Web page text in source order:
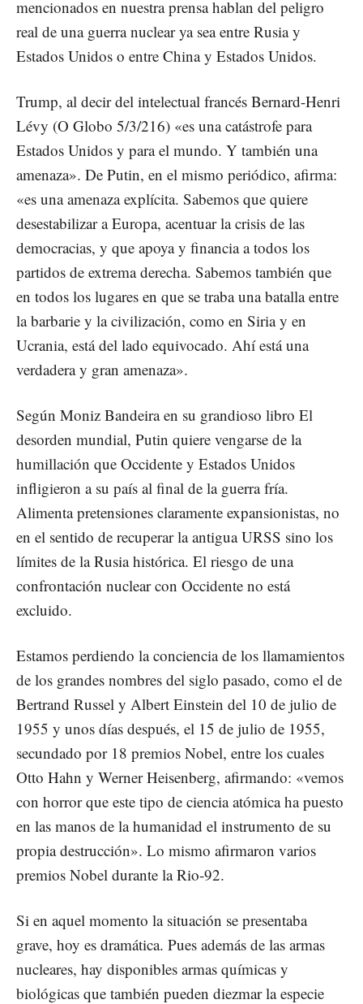
mencionados en nuestra prensa hablan del peligro
real de una guerra nuclear ya sea entre Rusia y
Estados Unidos o entre China y Estados Unidos.
Trump, al decir del intelectual francés Bernard-Henri
Lévy (O Globo 5/3/216) «es una catástrofe para
Estados Unidos y para el mundo. Y también una
amenaza». De Putin, en el mismo periódico, afirma:
«es una amenaza explícita. Sabemos que quiere
desestabilizar a Europa, acentuar la crisis de las
democracias, y que apoya y financia a todos los
partidos de extrema derecha. Sabemos también que
en todos los lugares en que se traba una batalla entre
la barbarie y la civilización, como en Siria y en
Ucrania, está del lado equivocado. Ahí está una
verdadera y gran amenaza».
Según Moniz Bandeira en su grandioso libro El
desorden mundial, Putin quiere vengarse de la
humillación que Occidente y Estados Unidos
infligieron a su país al final de la guerra fría.
Alimenta pretensiones claramente expansionistas, no
en el sentido de recuperar la antigua URSS sino los
límites de la Rusia histórica. El riesgo de una
confrontación nuclear con Occidente no está
excluido.
Estamos perdiendo la conciencia de los llamamientos
de los grandes nombres del siglo pasado, como el de
Bertrand Russel y Albert Einstein del 10 de julio de
1955 y unos días después, el 15 de julio de 1955,
secundado por 18 premios Nobel, entre los cuales
Otto Hahn y Werner Heisenberg, afirmando: «vemos
con horror que este tipo de ciencia atómica ha puesto
en las manos de la humanidad el instrumento de su
propia destrucción». Lo mismo afirmaron varios
premios Nobel durante la Rio-92.
Si en aquel momento la situación se presentaba
grave, hoy es dramática. Pues además de las armas
nucleares, hay disponibles armas químicas y
biológicas que también pueden diezmar la especie